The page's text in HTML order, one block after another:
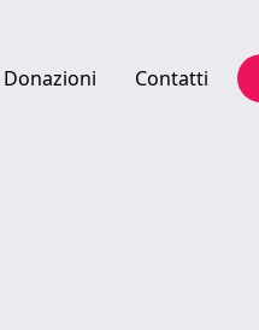
Donazioni Contatti